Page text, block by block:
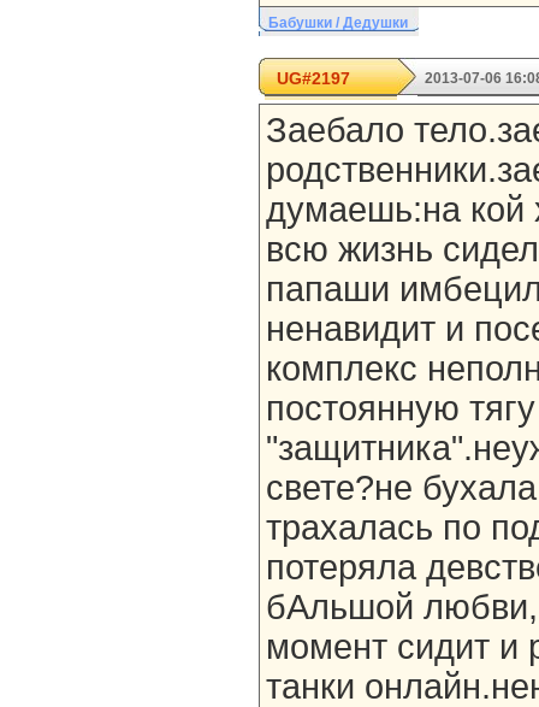
Бабушки / Дедушки
UG#2197 2013-07-06
Заебало
думаешь:на кой
всю жизнь
папаши
ненавидит и
комплекс
постоянную
свете?не
трахалась по
потеряла
бАльшой
момент сидит и
танки